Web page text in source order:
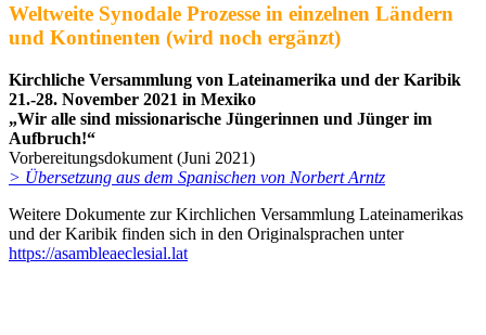
Weltweite Synodale Prozesse in einzelnen Ländern
und Kontinenten (wird noch ergänzt)
Kirchliche Versammlung von Lateinamerika und der Karibik
21.-28. November 2021 in Mexiko
„Wir alle sind missionarische Jüngerinnen und Jünger im
Aufbruch!“
Vorbereitungsdokument (Juni 2021)
> Übersetzung aus dem Spanischen von Norbert Arntz
Weitere Dokumente zur Kirchlichen Versammlung Lateinamerikas
und der Karibik finden sich in den Originalsprachen unter
https://asambleaeclesial.lat